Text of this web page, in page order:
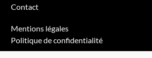
Contact
Mentions légales
Politique de confidentialité